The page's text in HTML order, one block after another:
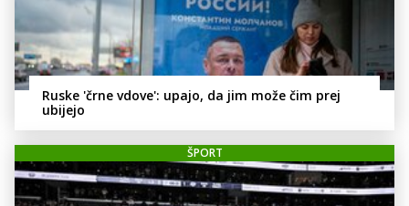
Ruske 'črne vdove': upajo, da jim može čim prej
ubijejo
ŠPORT